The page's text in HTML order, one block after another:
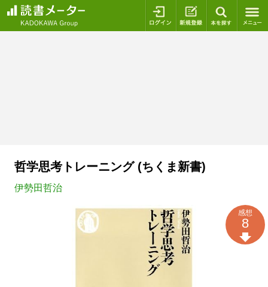
ログイン 新規登録
哲学思考トレーニング (ちくま新書)
伊勢田哲治
感想
8